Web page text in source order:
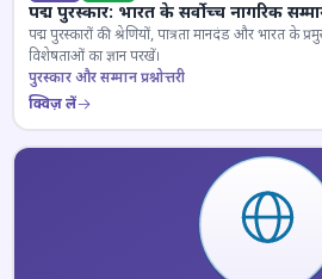
पद्म पुरस्कार: भारत के सर्वोच्च नागरिक
पद्म पुरस्कारों की श्रेणियों, पात्रता मानदंड और भारत के
विशेषताओं का ज्ञान परखें।
पुरस्कार और सम्मान प्रश्नोत्तरी
क्विज़ लें